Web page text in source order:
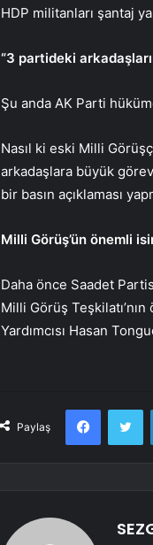
HDP militanları şantaj
“3 partideki
Şu anda AK Parti
Nasıl ki eski Milli
arkadaşlara büyük
bir basın açıklaması
Milli Görüş’ün önemli
Daha önce Saadet
Milli Görüş
Yardımcısı Hasan
Paylaş
Facebook